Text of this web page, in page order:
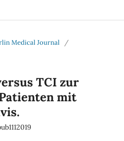
Medical Journal
/
TCI zur
mit